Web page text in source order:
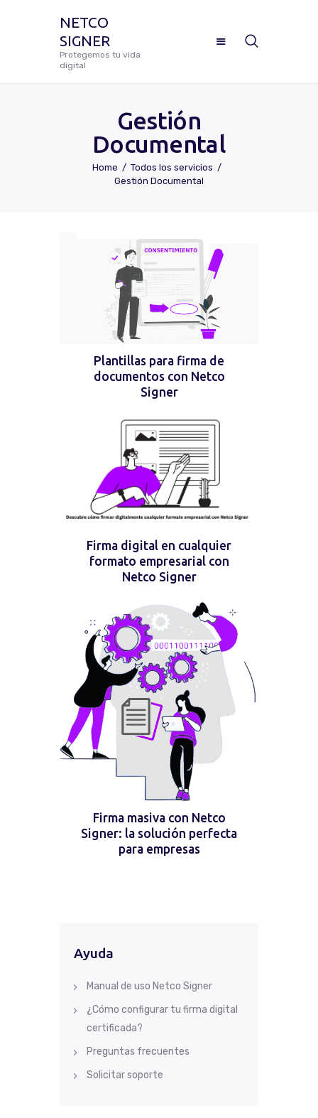
NETCO
SIGNER
Protegemos tu vida
digital
Gestión
Documental
Home
Todos los servicios
Gestión Documental
NETCO SIGNER
Manual De Uso Netco Signer
Preguntas Frecuentes
Solicitar Soporte
Plantillas para firma de
documentos con Netco
Signer
Firma digital en cualquier
formato empresarial con
Netco Signer
Firma masiva con Netco
Signer: la solución perfecta
para empresas
Ayuda
Manual de uso Netco Signer
¿Cómo configurar tu firma digital
certificada?
Preguntas frecuentes
Solicitar soporte